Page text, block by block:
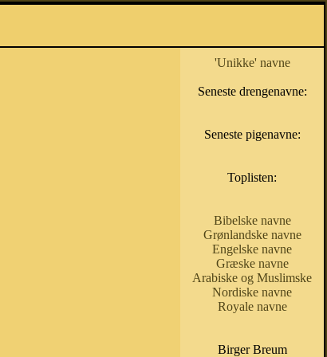
'Unikke' navne
Seneste drengenavne:
Seneste pigenavne:
Toplisten:
Bibelske navne
Grønlandske navne
Engelske navne
Græske navne
Arabiske og Muslimske
Nordiske navne
Royale navne
Birger Breum